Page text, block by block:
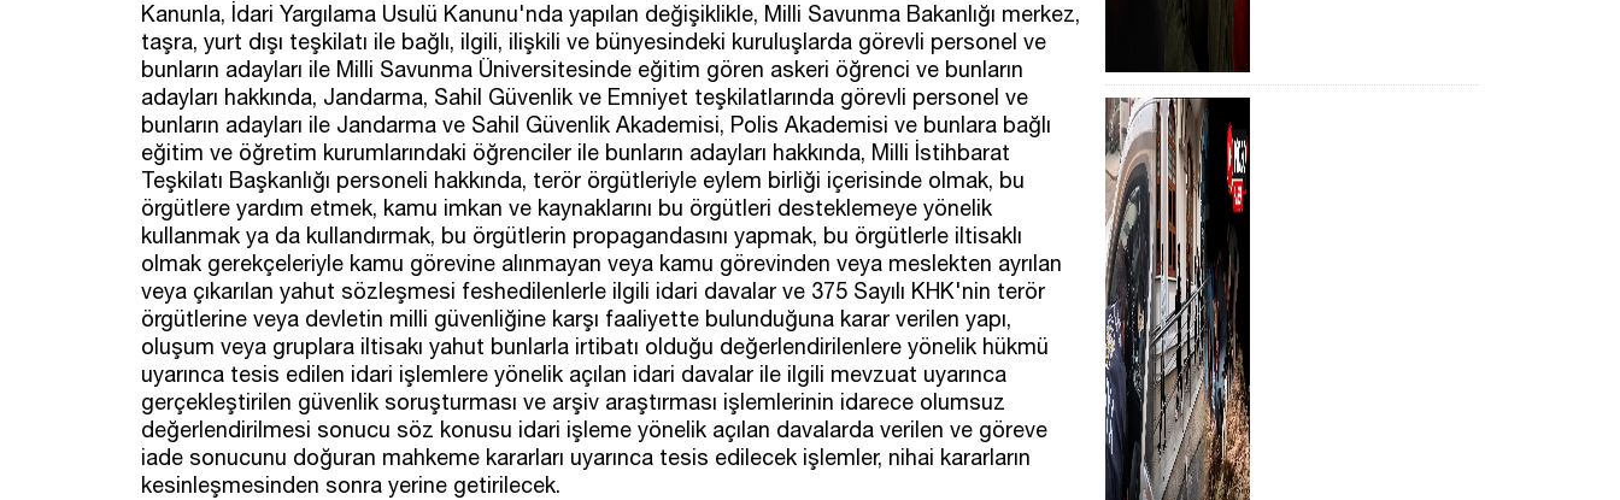
Kanunla, İdari Yargılama Usulü Kanunu'nda yapılan değişiklikle, Milli Savunma Bakanlığı merkez,
taşra, yurt dışı teşkilatı ile bağlı, ilgili, ilişkili ve bünyesindeki kuruluşlarda görevli personel ve
bunların adayları ile Milli Savunma Üniversitesinde eğitim gören askeri öğrenci ve bunların
adayları hakkında, Jandarma, Sahil Güvenlik ve Emniyet teşkilatlarında görevli personel ve
bunların adayları ile Jandarma ve Sahil Güvenlik Akademisi, Polis Akademisi ve bunlara bağlı
eğitim ve öğretim kurumlarındaki öğrenciler ile bunların adayları hakkında, Milli İstihbarat
Teşkilatı Başkanlığı personeli hakkında, terör örgütleriyle eylem birliği içerisinde olmak, bu
örgütlere yardım etmek, kamu imkan ve kaynaklarını bu örgütleri desteklemeye yönelik
kullanmak ya da kullandırmak, bu örgütlerin propagandasını yapmak, bu örgütlerle iltisaklı
olmak gerekçeleriyle kamu görevine alınmayan veya kamu görevinden veya meslekten ayrılan
veya çıkarılan yahut sözleşmesi feshedilenlerle ilgili idari davalar ve 375 Sayılı KHK'nin terör
örgütlerine veya devletin milli güvenliğine karşı faaliyette bulunduğuna karar verilen yapı,
oluşum veya gruplara iltisakı yahut bunlarla irtibatı olduğu değerlendirilenlere yönelik hükmü
uyarınca tesis edilen idari işlemlere yönelik açılan idari davalar ile ilgili mevzuat uyarınca
gerçekleştirilen güvenlik soruşturması ve arşiv araştırması işlemlerinin idarece olumsuz
değerlendirilmesi sonucu söz konusu idari işleme yönelik açılan davalarda verilen ve göreve
iade sonucunu doğuran mahkeme kararları uyarınca tesis edilecek işlemler, nihai kararların
kesinleşmesinden sonra yerine getirilecek.